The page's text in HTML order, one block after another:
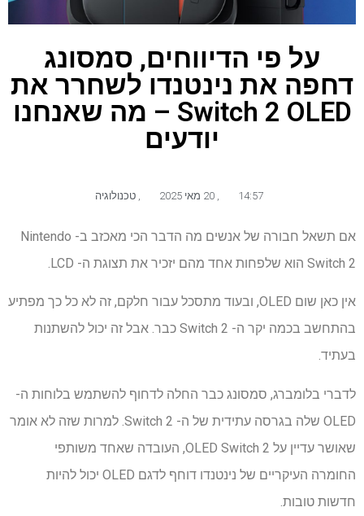
על פי הדיווחים, סמסונג
דחפה את נינטנדו לשחרר את
Switch 2 OLED – מה שאנחנו
יודעים
14:57 20 מאי 2025 טכנולוגיה
אם תשאל חבורה של אנשים מה הדבר הכי מאכזב ב- Nintendo
Switch 2 הוא שלפחות אחד מהם יזכיר את תצוגת ה- LCD.
אין כאן שום OLED, ובעוד מתסכל עבור חלקם, זה לא כל כך מפתיע
בהתחשב בכמה יקר ה- Switch 2 כבר. אבל זה יכול להשתנות
בעתיד.
לדברי בלומברג, סמסונג כבר החלה לדחוף להשתמש בלוחות ה-
OLED שלה בגרסה עתידית של ה- Switch 2. למרות שזה לא אומר
שאושר עדיין על OLED Switch 2, העובדה שאחד משותפי
החומרה העיקריים של נינטנדו דוחף לדגם OLED יכול להיות
חדשות טובות.